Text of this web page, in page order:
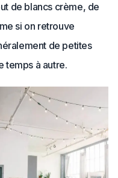
de blancs crème, de
si on retrouve
de petites
temps à autre.